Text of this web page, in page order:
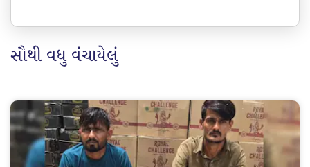
સૌથી વધુ વંચાયેલું